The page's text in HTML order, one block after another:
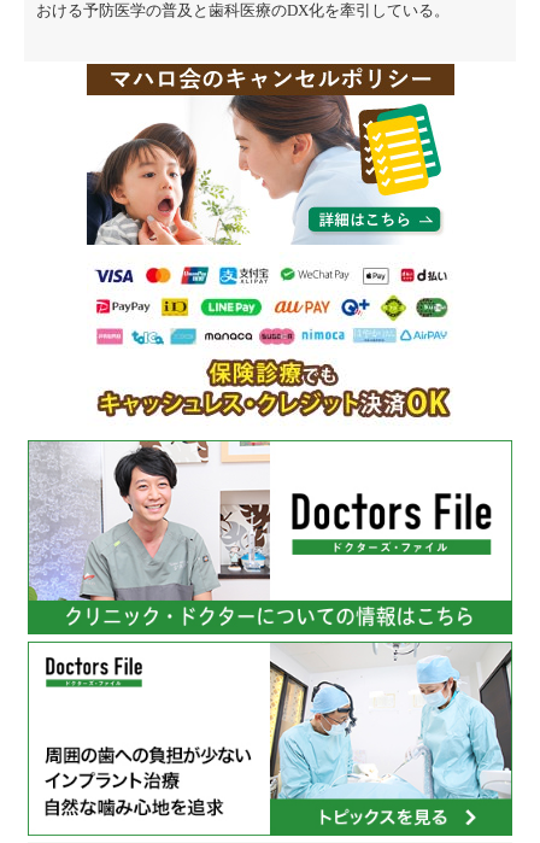
おける予防医学の普及と歯科医療のDX化を牽引している。